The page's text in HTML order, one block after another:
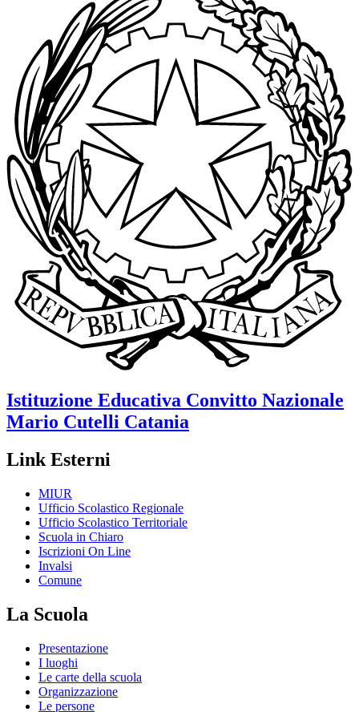
Istituzione Educativa Convitto Nazionale
Mario Cutelli Catania
Link Esterni
MIUR
Ufficio Scolastico Regionale
Ufficio Scolastico Territoriale
Scuola in Chiaro
Iscrizioni On Line
Invalsi
Comune
La Scuola
Presentazione
I luoghi
Le carte della scuola
Organizzazione
Le persone